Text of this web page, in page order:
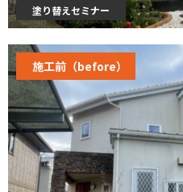
塗り替えセミナー
施工前（before）